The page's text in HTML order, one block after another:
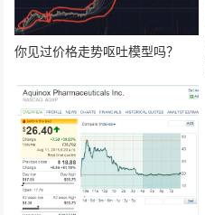
你见过价格走势呕吐模型吗？